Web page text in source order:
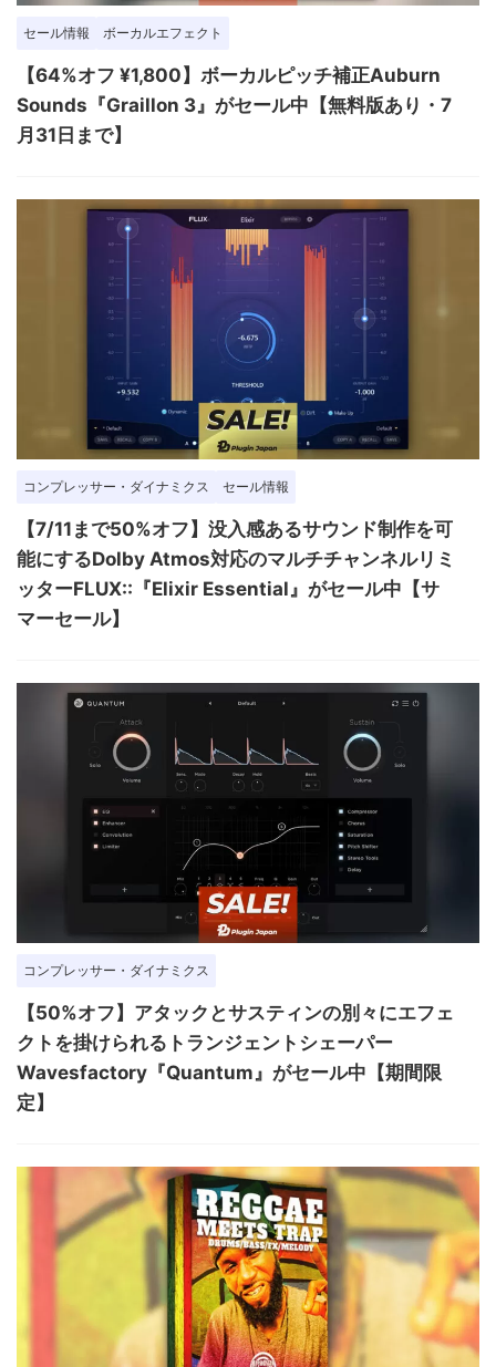
セール情報 ボーカルエフェクト
【64%オフ ¥1,800】ボーカルピッチ補正Auburn
Sounds『Graillon 3』がセール中【無料版あり・7
月31日まで】
コンプレッサー・ダイナミクス セール情報
【7/11まで50%オフ】没入感あるサウンド制作を可
能にするDolby Atmos対応のマルチチャンネルリミ
ッターFLUX::『Elixir Essential』がセール中【サ
マーセール】
コンプレッサー・ダイナミクス
【50%オフ】アタックとサスティンの別々にエフェ
クトを掛けられるトランジェントシェーパー
Wavesfactory『Quantum』がセール中【期間限
定】